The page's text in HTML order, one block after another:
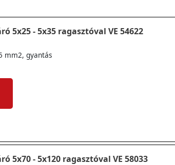
5x25 - 5x35 ragasztóval VE 54622
mm2, gyantás
5x70 - 5x120 ragasztóval VE 58033